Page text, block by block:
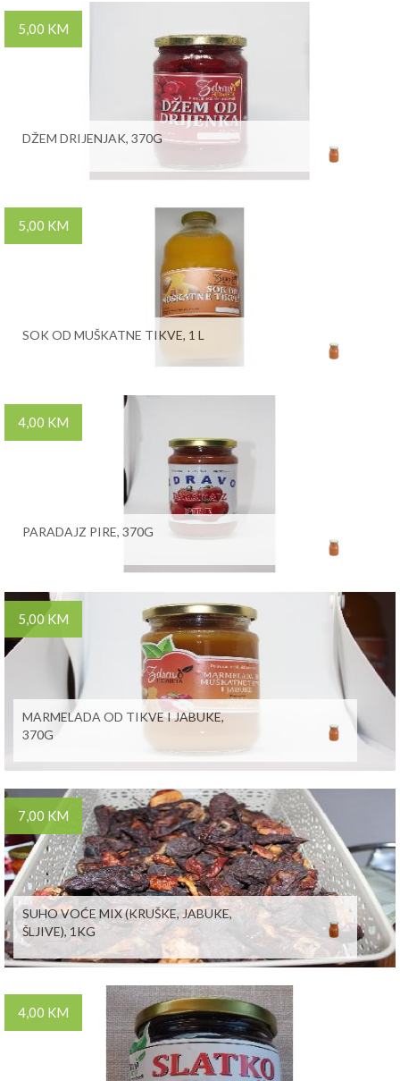
5,00 KM
DŽEM DRIJENJAK, 370G
5,00 KM
SOK OD MUŠKATNE TIKVE, 1 L
4,00 KM
PARADAJZ PIRE, 370G
5,00 KM
MARMELADA OD TIKVE I JABUKE,
370G
7,00 KM
SUHO VOĆE MIX (KRUŠKE, JABUKE,
ŠLJIVE), 1KG
4,00 KM